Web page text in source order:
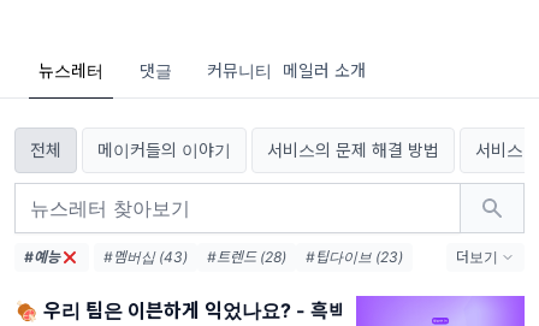
뉴스레터 댓글 커뮤니티 메일러 소개
전체 메이커들의 이야기 서비스의 문제 해결 방법 서비스
#예능 #멤버십 (43) #트렌드 (28)
#팁다이브 (23)
#에디터브리핑 (8)
#커뮤니케이션 (8)
더보기
🍖 우리 팀은 이븐하게 익었나요? - 흑백